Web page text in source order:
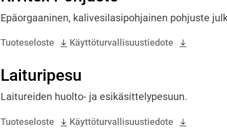
Epäorgaaninen, kalivesilasipohjainen pohjuste
Tuoteseloste Käyttöturvallisuustiedote
Laituripesu
Laitureiden huolto- ja esikäsittelypesuun.
Tuoteseloste Käyttöturvallisuustiedote